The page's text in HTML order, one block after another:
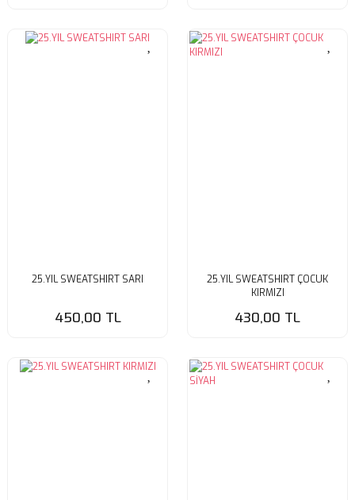
25.YIL SWEATSHIRT SARI
450,00 TL
25.YIL SWEATSHIRT ÇOCUK
KIRMIZI
430,00 TL